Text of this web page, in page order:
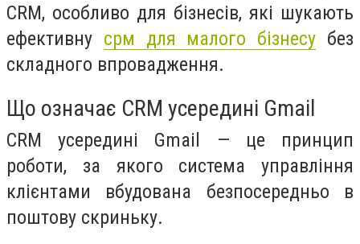
CRM, особливо для бізнесів, які шукають
ефективну срм для малого бізнесу без
складного впровадження.
Що означає CRM усередині Gmail
CRM усередині Gmail — це принцип
роботи, за якого система управління
клієнтами вбудована безпосередньо в
поштову скриньку.